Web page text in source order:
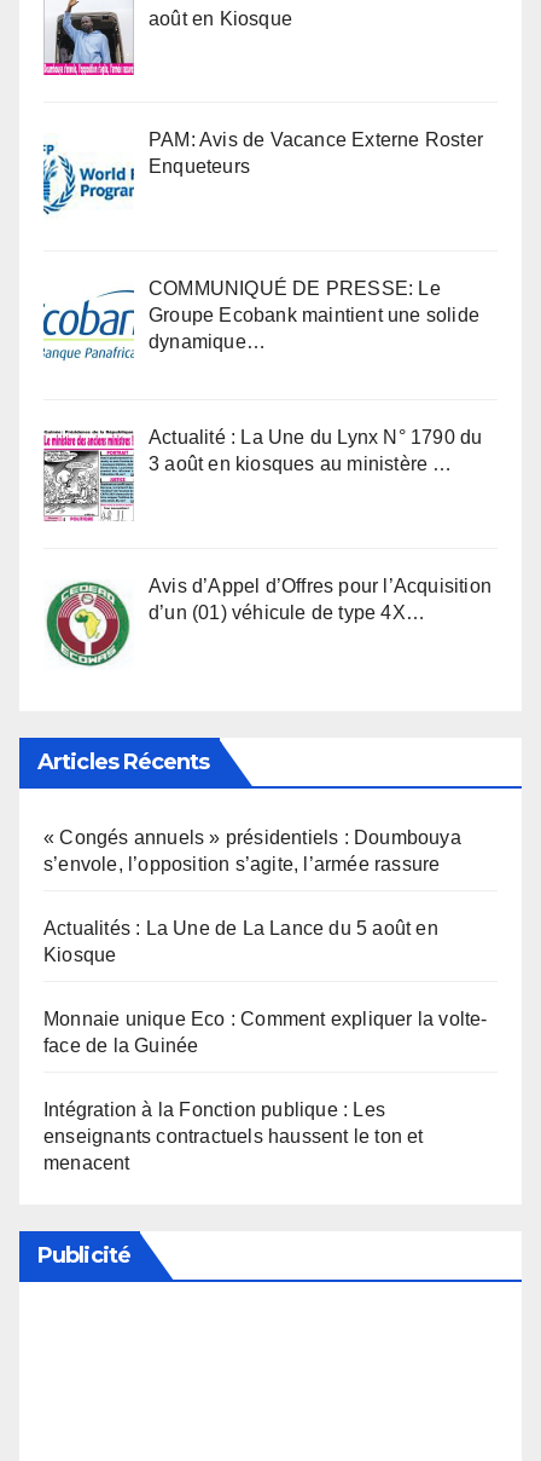
août en Kiosque
PAM: Avis de Vacance Externe Roster
Enqueteurs
COMMUNIQUÉ DE PRESSE: Le
Groupe Ecobank maintient une solide
dynamique…
Actualité : La Une du Lynx N° 1790 du
3 août en kiosques au ministère …
Avis d’Appel d’Offres pour l’Acquisition
d’un (01) véhicule de type 4X…
Articles Récents
« Congés annuels » présidentiels : Doumbouya
s’envole, l’opposition s’agite, l’armée rassure
Actualités : La Une de La Lance du 5 août en
Kiosque
Monnaie unique Eco : Comment expliquer la volte-
face de la Guinée
Intégration à la Fonction publique : Les
enseignants contractuels haussent le ton et
menacent
Publicité